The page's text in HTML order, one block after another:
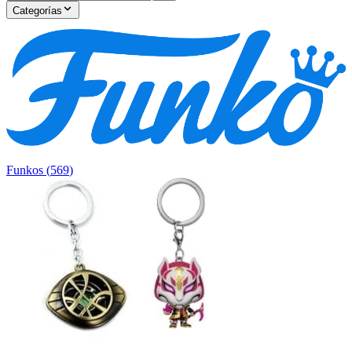
Categorías
Funkos (569)